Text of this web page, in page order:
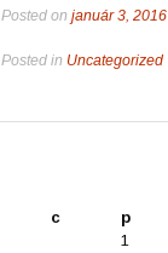
Posted onjanuár 3, 2016
Posted in Uncategorized
c p
1